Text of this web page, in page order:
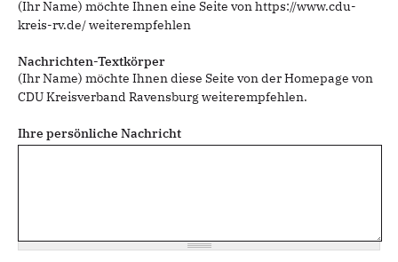
(Ihr Name) möchte Ihnen eine Seite von https://www.cdu-
kreis-rv.de/ weiterempfehlen
Nachrichten-Textkörper
(Ihr Name) möchte Ihnen diese Seite von der Homepage von
CDU Kreisverband Ravensburg weiterempfehlen.
Ihre persönliche Nachricht